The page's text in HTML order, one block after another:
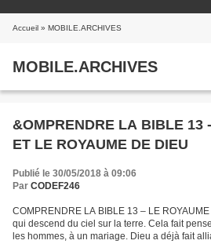
Accueil » MOBILE.ARCHIVES
MOBILE.ARCHIVES
&OMPRENDRE LA BIBLE 13
ET LE ROYAUME DE DIEU
Publié le 30/05/2018 à 09:06
Par CODEF246
COMPRENDRE LA BIBLE 13 – LE
qui descend du ciel sur la terre. Cela fait
les hommes, à un mariage. Dieu a déjà fait